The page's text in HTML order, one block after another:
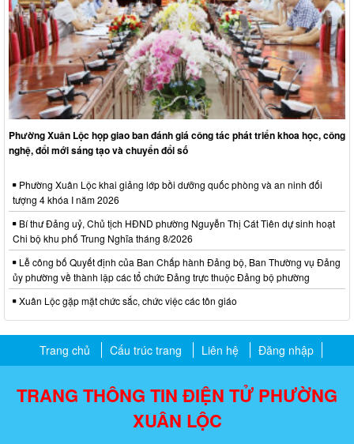
Phường Xuân Lộc họp giao ban đánh giá công tác phát triển khoa học, công
nghệ, đổi mới sáng tạo và chuyển đổi số
Phường Xuân Lộc khai giảng lớp bồi dưỡng quốc phòng và an ninh đối
tượng 4 khóa I năm 2026
Bí thư Đảng uỷ, Chủ tịch HĐND phường Nguyễn Thị Cát Tiên dự sinh hoạt
Chi bộ khu phố Trung Nghĩa tháng 8/2026
Lễ công bố Quyết định của Ban Chấp hành Đảng bộ, Ban Thường vụ Đảng
ủy phường về thành lập các tổ chức Đảng trực thuộc Đảng bộ phường
Xuân Lộc gặp mặt chức sắc, chức việc các tôn giáo
Trang chủ Cấu trúc trang Liên hệ Đăng nhập
TRANG THÔNG TIN ĐIỆN TỬ PHƯỜNG
XUÂN LỘC